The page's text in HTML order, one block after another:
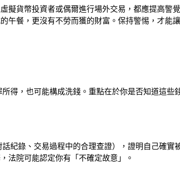
擬貨幣投資者或偶爾進行場外交易，都應提高警
餐，更沒有不勞而獲的財富。保持警惕，才能
得，也可能構成洗錢。重點在於你是否知道這些
紀錄、交易過程中的合理查證），證明自己確
法院可能認定你有「不確定故意」。